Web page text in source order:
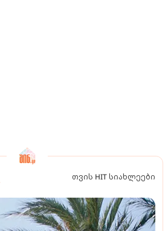
თვის HIT სიახლეები